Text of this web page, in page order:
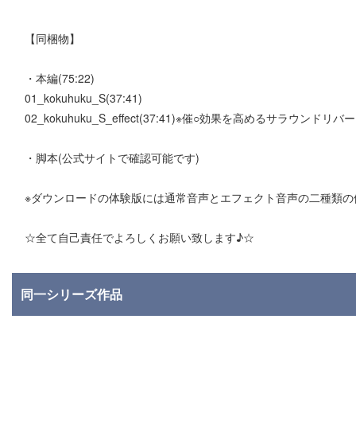
【同梱物】
・本編(75:22)
01_kokuhuku_S(37:41)
02_kokuhuku_S_effect(37:41)※催○効果を高めるサラウンドリバ
・脚本(公式サイトで確認可能です)
※ダウンロードの体験版には通常音声とエフェクト音声の二種類
☆全て自己責任でよろしくお願い致します♪☆
同一シリーズ作品